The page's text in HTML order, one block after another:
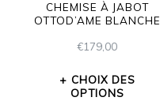
CHEMISE À JABOT
OTTOD’AME BLANCHE
€179,00
CHOIX DES
OPTIONS